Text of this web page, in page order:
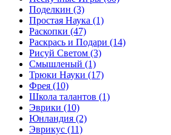
Поделкин (3)
Простая Наука (1)
Раскопки (47)
Раскрась и Подари (14)
Рисуй Светом (3)
Смышленый (1)
Трюки Науки (17)
Фрея (10)
Школа талантов (1)
Эврики (10)
Юнландия (2)
Эврикус (11)